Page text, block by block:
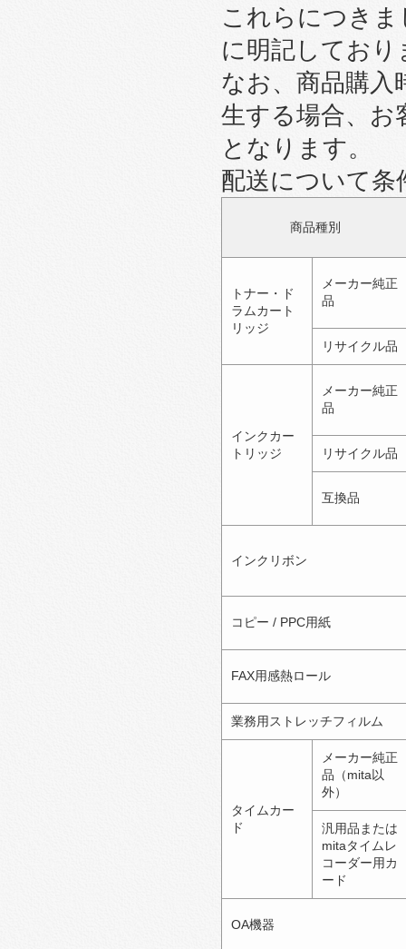
これらにつき
に明記しており
なお、商品購入
生する場合、お
となります。
配送について条
商品種別
トナー・ド
ラムカート
リッジ
メーカー純正
品
リサイクル品
インクカー
トリッジ
メーカー純正
品
リサイクル品
互換品
インクリボン
コピー / PPC用紙
FAX用感熱ロール
業務用ストレッチフィルム
タイムカー
ド
メーカー純正
品（mita以
外）
汎用品または
mitaタイムレ
コーダー用カ
ード
OA機器